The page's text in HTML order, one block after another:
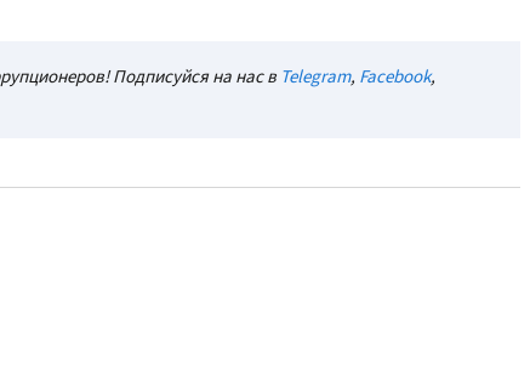
Подписуйся на нас в Telegram, Facebook,